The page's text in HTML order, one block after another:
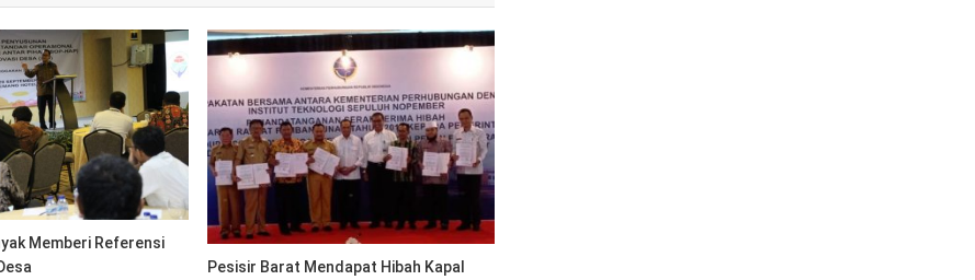
Memberi Referensi
Pesisir Barat Mendapat Hibah Kapal